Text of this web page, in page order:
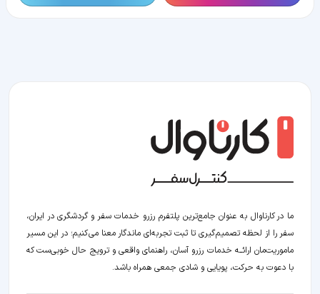
ما در کارناوال به عنوان جامع‌ترین پلتفرم رزرو خدمات سفر و گردشگری در ایران،
سفر را از لحظه‌ تصمیم‌گیری تا ثبت تجربه‌ای ماندگار معنا می‌کنیم؛ در این مسیر‍
ماموریت‌مان اراﺋــﻪ خدمات رزرو آسان، راهنمای واقعی و ترویج حال خوبی‌ست که
با دعوت به حرکت، پویایی و شادی جمعی همراه باشد.